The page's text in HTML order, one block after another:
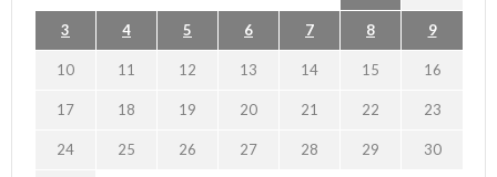
3 4 5 6 7 8 9
10 11 12 13 14 15 16
17 18 19 20 21 22 23
24 25 26 27 28 29 30